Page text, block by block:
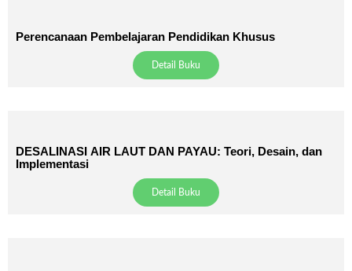
Perencanaan Pembelajaran Pendidikan Khusus
Detail Buku
DESALINASI AIR LAUT DAN PAYAU: Teori, Desain, dan
Implementasi
Detail Buku